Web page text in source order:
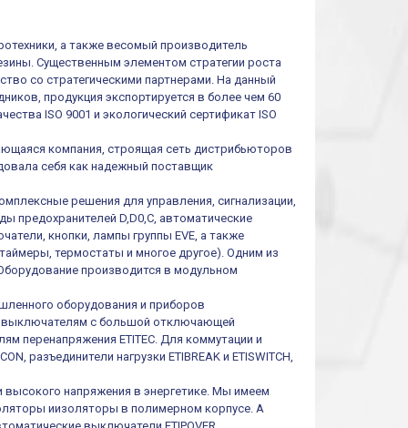
а также весомый производитель
Существенным элементом стратегии роста
со стратегическими партнерами. На данный
продукция экспортируется в более чем 60
ISO 9001 и экологический сертификат ISO
компания, строящая сеть дистрибьюторов
себя как надежный поставщик
решения для управления, сигнализации,
предохранителей D,D0,C, автоматические
кнопки, лампы группы EVE, а также
термостаты и многое другое). Одним из
производится в модульном
оборудования и приборов
выключателям с большой отключающей
перенапряжения ETITEC. Для коммутации и
разъединители нагрузки ETIBREAK и ETISWITCH,
высокого напряжения в энергетике. Мы имеем
иизоляторы в полимерном корпусе. А